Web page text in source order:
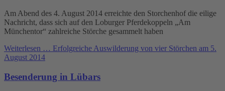
Am Abend des 4. August 2014 erreichte den Storchenhof die eilige
Nachricht, dass sich auf den Loburger Pferdekoppeln „Am
Münchentor“ zahlreiche Störche gesammelt haben
Weiterlesen … Erfolgreiche Auswilderung von vier Störchen am 5.
August 2014
Besenderung in Lübars